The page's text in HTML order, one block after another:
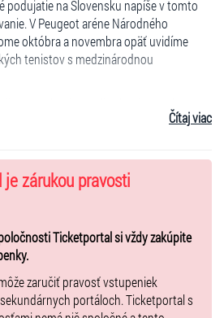
podujatie na Slovensku napíše v tomto
V Peugeot aréne Národného
októbra a novembra opäť uvidíme
tenistov s medzinárodnou
Karola Kučeru cez Dominika Hrbatého,
silnej konkurencii dostávajú
domáci hráči z nastupujúcej
Lacko, ktorý na bratislavskom
ako 17-ročný a dodnes je jediným
dokázal vyhrať viac ako jeden
(v roku 2011, 2013, 2017).
Slovak Open štartovali doposiaľ tenisti
zastúpenie mali Európa, Ázia, Afrika,
Austrália. V minulosti sa na ňom
Čítaj viac
zárukou pravosti
Ticketportal si vždy zakúpite
zaručiť pravosť vstupeniek
portáloch. Ticketportal s